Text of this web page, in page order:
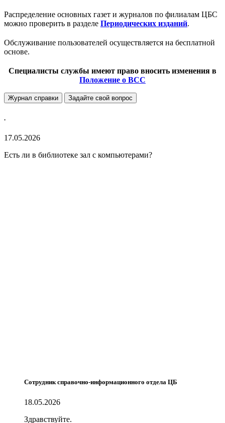
Распределение основных газет и журналов по филиалам ЦБС
можно проверить в разделе Периодических изданий.
Обслуживание пользователей осуществляется на бесплатной
основе.
Специалисты службы имеют право вносить изменения в
Положение о ВCC
Журнал справки Задайте свой вопрос
.
17.05.2026
Есть ли в библиотеке зал с компьютерами?
Сотрудник справочно-информационного отдела ЦБ
18.05.2026
Здравствуйте.